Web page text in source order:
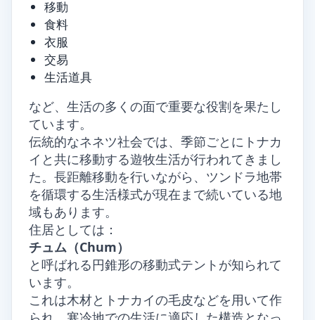
移動
食料
衣服
交易
生活道具
など、生活の多くの面で重要な役割を果たし
ています。
伝統的なネネツ社会では、季節ごとにトナカ
イと共に移動する遊牧生活が行われてきまし
た。長距離移動を行いながら、ツンドラ地帯
を循環する生活様式が現在まで続いている地
域もあります。
住居としては：
チュム（Chum）
と呼ばれる円錐形の移動式テントが知られて
います。
これは木材とトナカイの毛皮などを用いて作